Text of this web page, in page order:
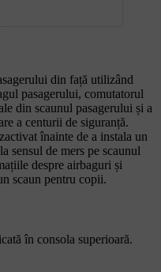
din față utilizând
pasagerului, comutatorul
din scaunul pasagerului și a
a centurii de siguranță.
înainte de a instala un
sensul de mers pe scaunul
despre airbaguri și
scaun pentru copii.
în consola superioară.